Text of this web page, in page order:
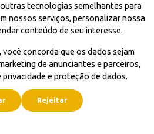
tecnologias semelhantes para
nossos serviços, personalizar nossa
conteúdo de seu interesse.
concorda que os dados sejam
de anunciantes e parceiros,
e proteção de dados.
Rejeitar